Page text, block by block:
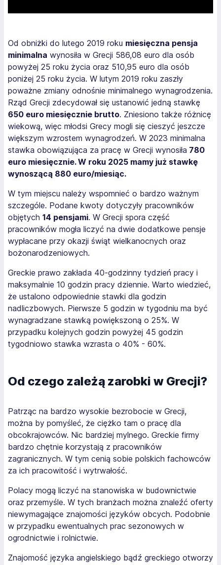
Od obniżki do lutego 2019 roku miesięczna pensja
minimalna wynosiła w Grecji 586,08 euro dla osób
powyżej 25 roku życia oraz 510,95 euro dla osób
poniżej 25 roku życia. W lutym 2019 roku zaszły
poważne zmiany odnośnie minimalnego wynagrodzenia.
Rząd Grecji zdecydował się ustanowić jedną stawkę
650 euro miesięcznie brutto. Zniesiono także różnicę
wiekową, więc młodsi Grecy mogli się cieszyć jeszcze
większym wzrostem wynagrodzeń. W 2023 minimalna
stawka obowiązująca za pracę w Grecji wynosiła 780
euro miesięcznie. W roku 2025 mamy już stawkę
wynoszącą 880 euro/miesiąc.
W tym miejscu należy wspomnieć o bardzo ważnym
szczególe. Podane kwoty dotyczyły pracowników
objętych 14 pensjami. W Grecji spora część
pracowników mogła liczyć na dwie dodatkowe pensje
wypłacane przy okazji świąt wielkanocnych oraz
bożonarodzeniowych.
Greckie prawo zakłada 40-godzinny tydzień pracy i
maksymalnie 10 godzin pracy dziennie. Warto wiedzieć,
że ustalono odpowiednie stawki dla godzin
nadliczbowych. Pierwsze 5 godzin w tygodniu ma być
wynagradzane stawką powiększoną o 25%. W
przypadku kolejnych godzin powyżej 45 godzin
tygodniowo stawka wzrasta o 40% - 60%.
Od czego zależą zarobki w Grecji?
Patrząc na bardzo wysokie bezrobocie w Grecji,
można by pomyśleć, że ciężko tam o pracę dla
obcokrajowców. Nic bardziej mylnego. Greckie firmy
bardzo chętnie korzystają z pracowników
zagranicznych. W tym cenią sobie polskich fachowców
za ich pracowitość i wytrwałość.
Polacy mogą liczyć na stanowiska w budownictwie
oraz przemyśle. W tych branżach można znaleźć oferty
niewymagające znajomości języków obcych. Podobnie
w przypadku ewentualnych prac sezonowych w
ogrodnictwie i rolnictwie.
Znajomość języka angielskiego bądź greckiego otworzy